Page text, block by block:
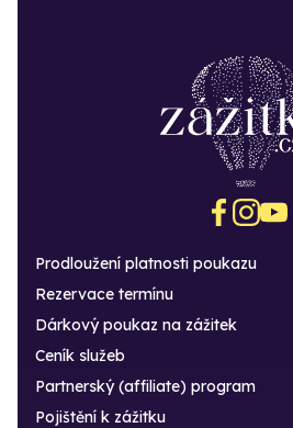
Prodloužení platnosti poukazu
Rezervace termínu
Dárkový poukaz na zážitek
Ceník služeb
Partnerský (affiliate) program
Pojištění k zážitku